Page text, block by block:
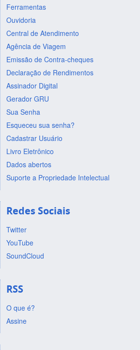
Ferramentas
Ouvidoria
Central de Atendimento
Agência de Viagem
Emissão de Contra-cheques
Declaração de Rendimentos
Assinador Digital
Gerador GRU
Sua Senha
Esqueceu sua senha?
Cadastrar Usuário
Livro Eletrônico
Dados abertos
Suporte a Propriedade Intelectual
Redes Sociais
Twitter
YouTube
SoundCloud
RSS
O que é?
Assine